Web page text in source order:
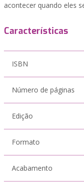
acontecer quando eles
Características
ISBN
Número de páginas
Edição
Formato
Acabamento